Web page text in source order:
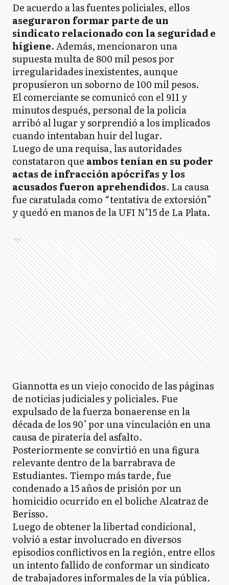
De acuerdo a las fuentes policiales, ellos
aseguraron formar parte de un
sindicato relacionado con la seguridad e
higiene. Además, mencionaron una
supuesta multa de 800 mil pesos por
irregularidades inexistentes, aunque
propusieron un soborno de 100 mil pesos.
El comerciante se comunicó con el 911 y
minutos después, personal de la policía
arribó al lugar y sorprendió a los implicados
cuando intentaban huir del lugar.
Luego de una requisa, las autoridades
constataron que ambos tenían en su poder
actas de infracción apócrifas y los
acusados fueron aprehendidos. La causa
fue caratulada como “tentativa de extorsión”
y quedó en manos de la UFI N°15 de La Plata.
Ads
Giannotta es un viejo conocido de las páginas
de noticias judiciales y policiales. Fue
expulsado de la fuerza bonaerense en la
década de los 90’ por una vinculación en una
causa de piratería del asfalto.
Posteriormente se convirtió en una figura
relevante dentro de la barrabrava de
Estudiantes. Tiempo más tarde, fue
condenado a 15 años de prisión por un
homicidio ocurrido en el boliche Alcatraz de
Berisso.
Luego de obtener la libertad condicional,
volvió a estar involucrado en diversos
episodios conflictivos en la región, entre ellos
un intento fallido de conformar un sindicato
de trabajadores informales de la vía pública.